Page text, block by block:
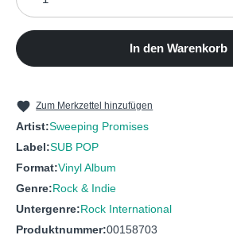
In den Warenkorb
Zum Merkzettel hinzufügen
Artist:Sweeping Promises
Label:SUB POP
Format:Vinyl Album
Genre:Rock & Indie
Untergenre:Rock International
Produktnummer:00158703